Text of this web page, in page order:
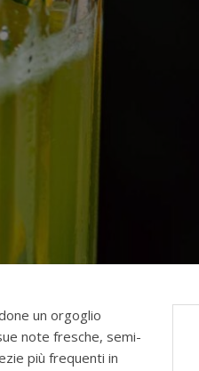
un orgoglio
note fresche, semi-
più frequenti in